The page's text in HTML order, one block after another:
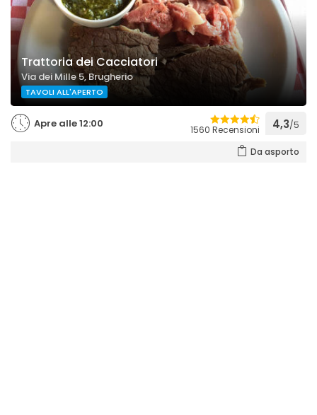
Trattoria dei Cacciatori
Via dei Mille 5, Brugherio
TAVOLI ALL'APERTO
Apre alle 12:00 1560 Recensioni 4,3/5
Da asporto